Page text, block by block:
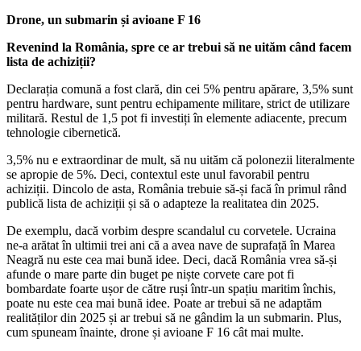
Drone, un submarin și avioane F 16
Revenind la România, spre ce ar trebui să ne uităm când facem
lista de achiziții?
Declarația comună a fost clară, din cei 5% pentru apărare, 3,5% sunt
pentru hardware, sunt pentru echipamente militare, strict de utilizare
militară. Restul de 1,5 pot fi investiți în elemente adiacente, precum
tehnologie cibernetică.
3,5% nu e extraordinar de mult, să nu uităm că polonezii literalmente
se apropie de 5%. Deci, contextul este unul favorabil pentru
achiziții. Dincolo de asta, România trebuie să-și facă în primul rând
publică lista de achiziții și să o adapteze la realitatea din 2025.
De exemplu, dacă vorbim despre scandalul cu corvetele. Ucraina
ne-a arătat în ultimii trei ani că a avea nave de suprafață în Marea
Neagră nu este cea mai bună idee. Deci, dacă România vrea să-și
afunde o mare parte din buget pe niște corvete care pot fi
bombardate foarte ușor de către ruși într-un spațiu maritim închis,
poate nu este cea mai bună idee. Poate ar trebui să ne adaptăm
realităților din 2025 și ar trebui să ne gândim la un submarin. Plus,
cum spuneam înainte, drone și avioane F 16 cât mai multe.